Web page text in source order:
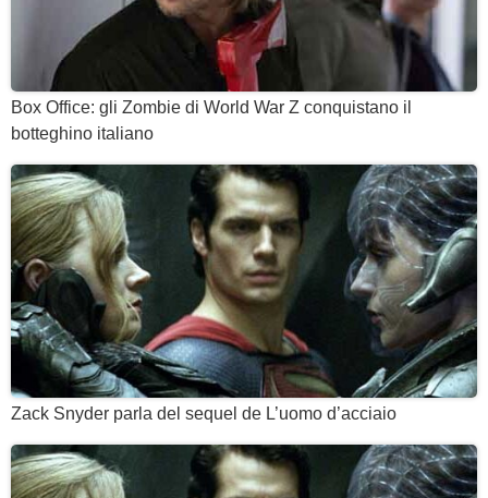
Box Office: gli Zombie di World War Z conquistano il
botteghino italiano
Zack Snyder parla del sequel de L’uomo d’acciaio